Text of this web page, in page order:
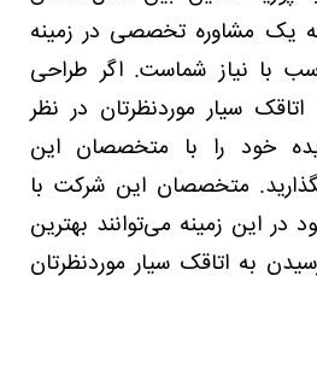
یک مشاوره تخصصی در زمینه
با نیاز شماست. اگر طراحی
سیار موردنظرتان در نظر
خود را با متخصصان این
متخصصان این شرکت با
این زمینه می‌توانند بهترین
به اتاقک سیار موردنظرتان